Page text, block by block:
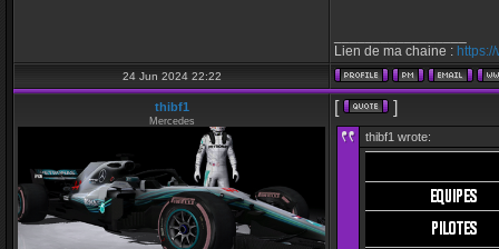
Lien de ma chaine :
24 Jun 2024 22:22
thibf1
Mercedes
[ ]
thibf1 wrote: